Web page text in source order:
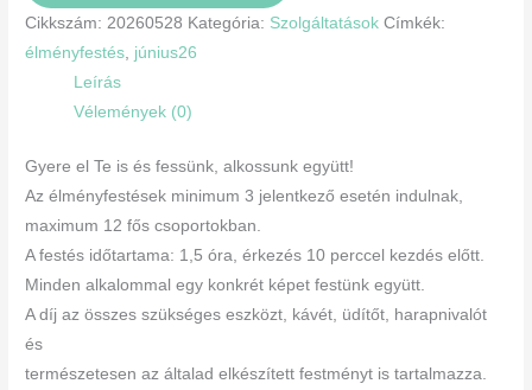
Cikkszám:20260528 Kategória: Szolgáltatások Címkék:
élményfestés, június26
Leírás
Vélemények (0)
Gyere el Te is és fessünk, alkossunk együtt!
Az élményfestések minimum 3 jelentkező esetén indulnak,
maximum 12 fős csoportokban.
A festés időtartama: 1,5 óra, érkezés 10 perccel kezdés előtt.
Minden alkalommal egy konkrét képet festünk együtt.
A díj az összes szükséges eszközt, kávét, üdítőt, harapnivalót
és
természetesen az általad elkészített festményt is tartalmazza.